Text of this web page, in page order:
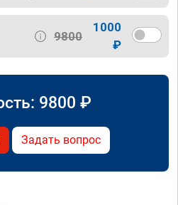
9800
1000
₽
9800 ₽
Задать вопрос